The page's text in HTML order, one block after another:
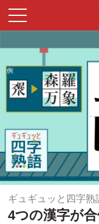
ギュギュッと四字熟
4つの漢字が